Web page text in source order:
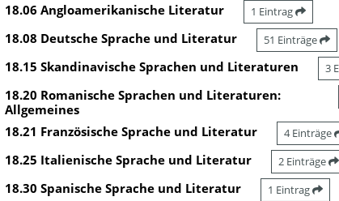
18.06 Angloamerikanische Literatur 1 Eintrag
18.08 Deutsche Sprache und Literatur 51 Einträge
18.15 Skandinavische Sprachen und Literaturen 3
18.20 Romanische Sprachen und Literaturen:
Allgemeines
18.21 Französische Sprache und Literatur 4 Einträge
18.25 Italienische Sprache und Literatur 2 Einträge
18.30 Spanische Sprache und Literatur 1 Eintrag